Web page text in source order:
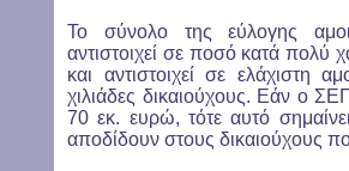
Το σύνολο της εύλογης
αντιστοιχεί σε ποσό κατά
και αντιστοιχεί σε ελάχιστη
χιλιάδες δικαιούχους. Εάν ο
70 εκ. ευρώ, τότε αυτό
αποδίδουν στους δικαιούχους